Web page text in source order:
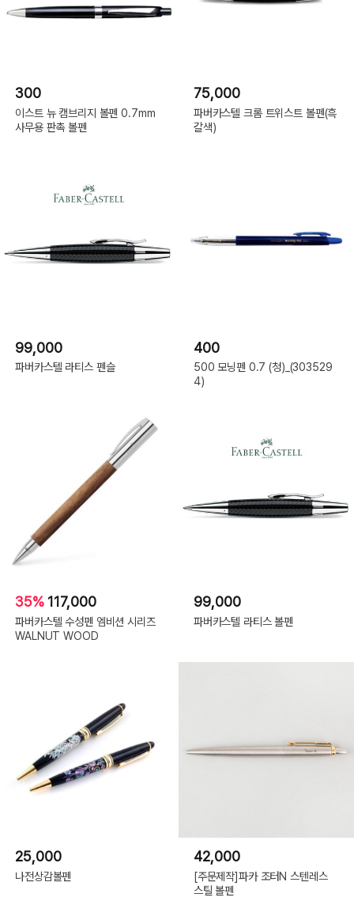
300
이스트 뉴 캠브리지 볼펜 0.7mm
사무용 판촉 볼펜
75,000
파버카스텔 크롬 트위스트 볼펜(흑
갈색)
99,000
파버카스텔 라티스 펜슬
400
500 모닝펜 0.7 (청)_(303529
4)
35% 117,000
파버카스텔 수성펜 엠비션 시리즈
WALNUT WOOD
99,000
파버카스텔 라티스 볼펜
25,000
나전상감볼펜
42,000
[주문제작]파카 조터N 스텐레스
스틸 볼펜